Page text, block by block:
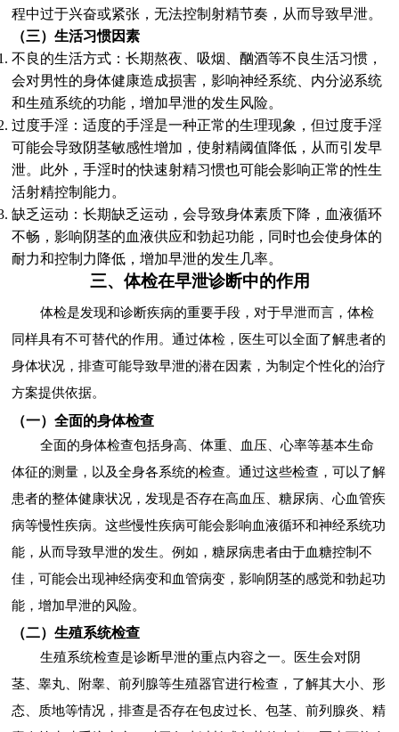
程中过于兴奋或紧张，无法控制射精节奏，从而导致早泄。
（三）生活习惯因素
不良的生活方式：长期熬夜、吸烟、酗酒等不良生活习惯，
会对男性的身体健康造成损害，影响神经系统、内分泌系统
和生殖系统的功能，增加早泄的发生风险。
过度手淫：适度的手淫是一种正常的生理现象，但过度手淫
可能会导致阴茎敏感性增加，使射精阈值降低，从而引发早
泄。此外，手淫时的快速射精习惯也可能会影响正常的性生
活射精控制能力。
缺乏运动：长期缺乏运动，会导致身体素质下降，血液循环
不畅，影响阴茎的血液供应和勃起功能，同时也会使身体的
耐力和控制力降低，增加早泄的发生几率。
三、体检在早泄诊断中的作用
体检是发现和诊断疾病的重要手段，对于早泄而言，体检
同样具有不可替代的作用。通过体检，医生可以全面了解患者的
身体状况，排查可能导致早泄的潜在因素，为制定个性化的治疗
方案提供依据。
（一）全面的身体检查
全面的身体检查包括身高、体重、血压、心率等基本生命
体征的测量，以及全身各系统的检查。通过这些检查，可以了解
患者的整体健康状况，发现是否存在高血压、糖尿病、心血管疾
病等慢性疾病。这些慢性疾病可能会影响血液循环和神经系统功
能，从而导致早泄的发生。例如，糖尿病患者由于血糖控制不
佳，可能会出现神经病变和血管病变，影响阴茎的感觉和勃起功
能，增加早泄的风险。
（二）生殖系统检查
生殖系统检查是诊断早泄的重点内容之一。医生会对阴
茎、睾丸、附睾、前列腺等生殖器官进行检查，了解其大小、形
态、质地等情况，排查是否存在包皮过长、包茎、前列腺炎、精